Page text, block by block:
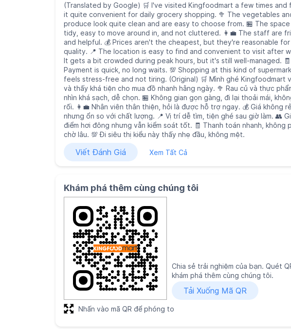
(Translated by Google) 🛒 I've visited Kingfoodmart a few times and
it quite convenient for daily grocery shopping. 🥦 The vegetables
produce look quite clean and are easy to choose from. 🏪 The space
tidy, easy to move around in, and not cluttered. 👩‍💼 The staff are
and helpful. 💰 Prices aren't the cheapest, but they're reasonable
quality. 📍 The location is easy to find and convenient to visit after
It gets a bit crowded during peak hours, but it's still well-managed. 🧾
Payment is quick, no long waits. 💯 Shopping at this kind of
feels stress-free and not tiring. (Original) 🛒 Mình ghé Kingfoodmart
và thấy khá tiện cho mua đồ nhanh hằng ngày. 🥦 Rau củ và thực
nhìn khá sạch, dễ chọn. 🏪 Không gian gọn gàng, đi lại thoải mái,
rối. 👩‍💼 Nhân viên thân thiện, hỏi là được hỗ trợ ngay. 💰 Giá không
nhưng ổn so với chất lượng. 📍 Vị trí dễ tìm, tiện ghé sau giờ làm. 👥
điểm hơi đông nhưng vẫn kiểm soát tốt. 🧾 Thanh toán nhanh, không
chờ lâu. 💯 Đi siêu thị kiểu này thấy nhẹ đầu, không mệt.
Viết Đánh Giá Xem Tất Cả
Khám phá thêm cùng chúng tôi
Chia sẻ trải nghiệm của bạn. Quét
khám phá thêm cùng chúng tôi.
Tải Xuống Mã QR
Nhấn vào mã QR để phóng to